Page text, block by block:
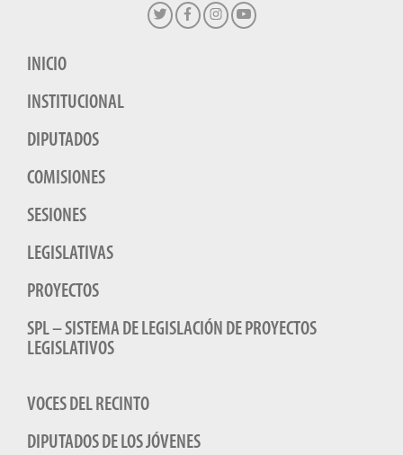
INICIO
INSTITUCIONAL
DIPUTADOS
COMISIONES
SESIONES
LEGISLATIVAS
PROYECTOS
SPL – SISTEMA DE LEGISLACIÓN DE PROYECTOS
LEGISLATIVOS
VOCES DEL RECINTO
DIPUTADOS DE LOS JÓVENES